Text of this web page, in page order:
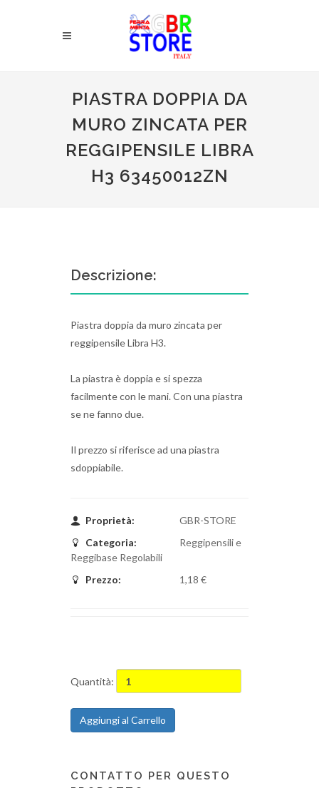
PIASTRA DOPPIA DA
MURO ZINCATA PER
REGGIPENSILE LIBRA
H3 63450012ZN
Descrizione:
Piastra doppia da muro zincata per
reggipensile Libra H3.
La piastra è doppia e si spezza
facilmente con le mani. Con una piastra
se ne fanno due.
Il prezzo si riferisce ad una piastra
sdoppiabile.
Proprietà:
GBR-STORE
Categoria:
Reggipensili e
Reggibase Regolabili
Prezzo:
1,18 €
Quantità:
Aggiungi al Carrello
CONTATTO PER QUESTO